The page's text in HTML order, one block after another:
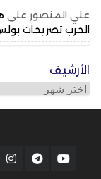
علي المنصور على
الحرب تصريحات بولس
الأرشيف
الأرشيف